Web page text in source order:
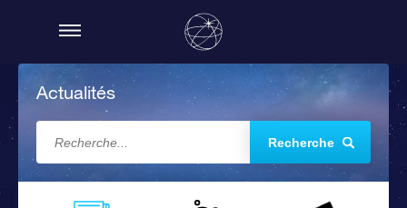
Actualités
Recherche